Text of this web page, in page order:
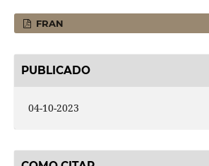
FRAN
PUBLICADO
04-10-2023